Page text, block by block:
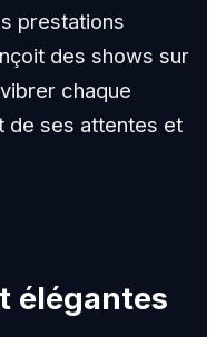
prestations
des shows sur
chaque
de ses attentes et
élégantes